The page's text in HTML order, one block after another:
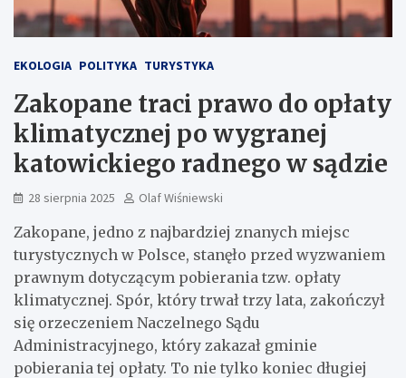
EKOLOGIA POLITYKA TURYSTYKA
Zakopane traci prawo do opłaty
klimatycznej po wygranej
katowickiego radnego w sądzie
28 sierpnia 2025 Olaf Wiśniewski
Zakopane, jedno z najbardziej znanych miejsc
turystycznych w Polsce, stanęło przed wyzwaniem
prawnym dotyczącym pobierania tzw. opłaty
klimatycznej. Spór, który trwał trzy lata, zakończył
się orzeczeniem Naczelnego Sądu
Administracyjnego, który zakazał gminie
pobierania tej opłaty. To nie tylko koniec długiej